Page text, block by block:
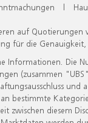
|
auf
für die
Informationen. Die
(zusammen
bestimmte
zwischen diesem